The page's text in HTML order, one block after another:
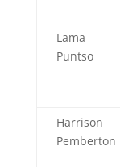
Lama
Puntso
Harrison
Pemberton